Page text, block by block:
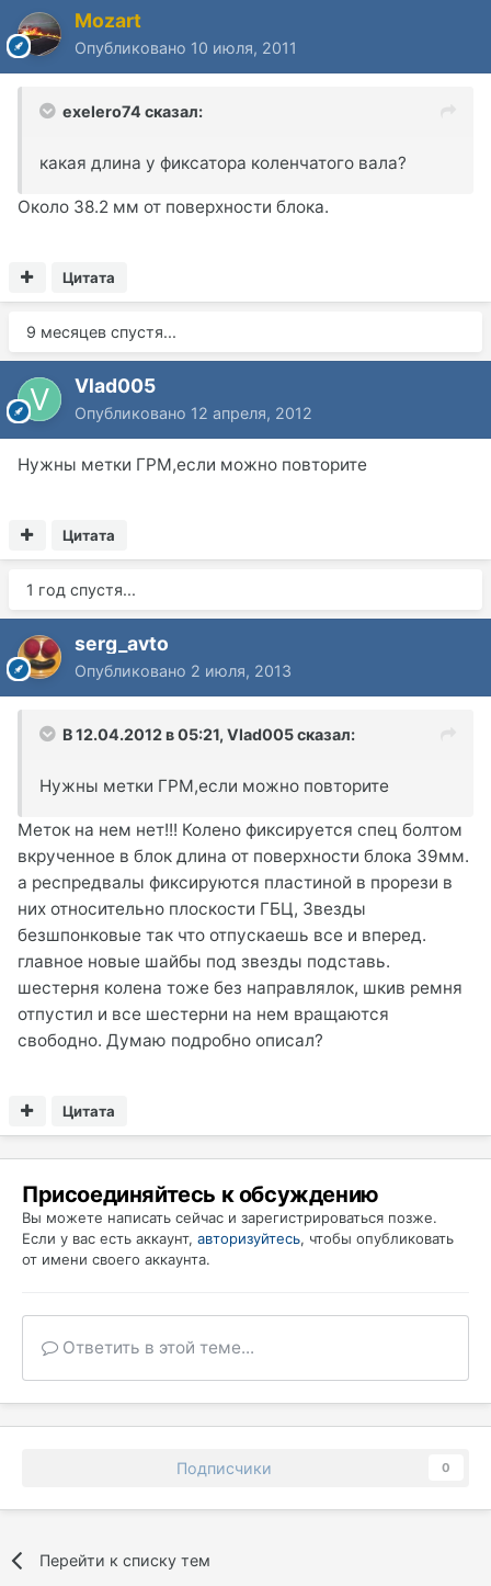
Mozart
Опубликовано 10 июля, 2011
exelero74 сказал:
какая длина у фиксатора коленчатого вала?
Около 38.2 мм от поверхности блока.
Цитата
9 месяцев спустя...
Vlad005
Опубликовано 12 апреля, 2012
Нужны метки ГРМ,если можно повторите
Цитата
1 год спустя...
serg_avto
Опубликовано 2 июля, 2013
В 12.04.2012 в 05:21, Vlad005 сказал:
Нужны метки ГРМ,если можно повторите
Меток на нем нет!!! Колено фиксируется спец болтом
вкрученное в блок длина от поверхности блока 39мм.
а респредвалы фиксируются пластиной в прорези в
них относительно плоскости ГБЦ, Звезды
безшпонковые так что отпускаешь все и вперед.
главное новые шайбы под звезды подставь.
шестерня колена тоже без направлялок, шкив ремня
отпустил и все шестерни на нем вращаются
свободно. Думаю подробно описал?
Цитата
Присоединяйтесь к обсуждению
Вы можете написать сейчас и зарегистрироваться позже.
Если у вас есть аккаунт, авторизуйтесь, чтобы опубликовать
от имени своего аккаунта.
Ответить в этой теме...
Подписчики 0
Перейти к списку тем